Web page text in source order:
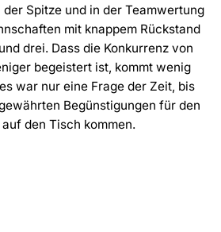
Spitze und in der Teamwertung
mit knappem Rückstand
drei. Dass die Konkurrenz von
begeistert ist, kommt wenig
war nur eine Frage der Zeit, bis
Begünstigungen für den
den Tisch kommen.